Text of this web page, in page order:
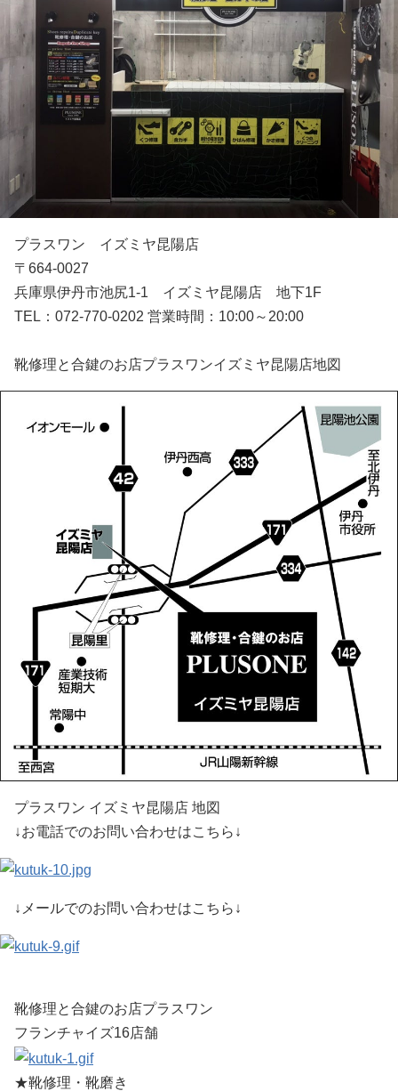
プラスワン イズミヤ昆陽店
〒664-0027
兵庫県伊丹市池尻1-1 イズミヤ昆陽店 地下1F
TEL：072-770-0202 営業時間：10:00～20:00
靴修理と合鍵のお店プラスワンイズミヤ昆陽店地図
プラスワン イズミヤ昆陽店 地図
↓お電話でのお問い合わせはこちら↓
↓メールでのお問い合わせはこちら↓
靴修理と合鍵のお店プラスワン
フランチャイズ16店舗
★靴修理・靴磨き